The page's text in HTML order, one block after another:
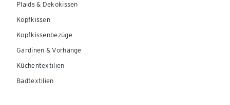
Plaids & Dekokissen
Kopfkissen
Kopfkissenbezüge
Gardinen & Vorhänge
Küchentextilien
Badtextilien